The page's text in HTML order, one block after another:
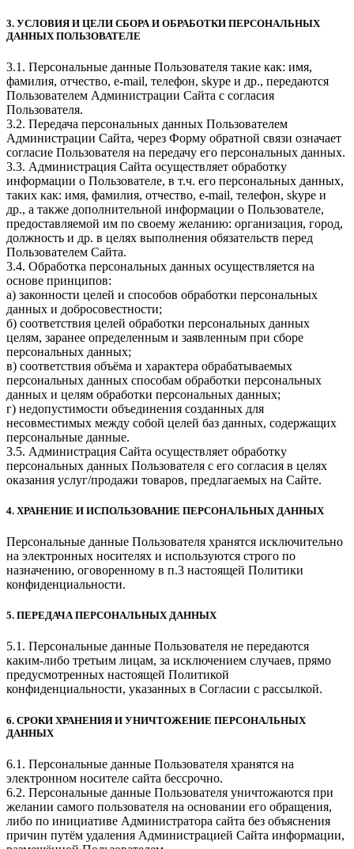
3. УСЛОВИЯ И ЦЕЛИ СБОРА И ОБРАБОТКИ ПЕРСОНАЛЬНЫХ
ДАННЫХ ПОЛЬЗОВАТЕЛЕ
3.1. Персональные данные Пользователя такие как: имя,
фамилия, отчество, e-mail, телефон, skype и др., передаются
Пользователем Администрации Сайта с согласия
Пользователя.
3.2. Передача персональных данных Пользователем
Администрации Сайта, через Форму обратной связи означает
согласие Пользователя на передачу его персональных данных.
3.3. Администрация Сайта осуществляет обработку
информации о Пользователе, в т.ч. его персональных данных,
таких как: имя, фамилия, отчество, e-mail, телефон, skype и
др., а также дополнительной информации о Пользователе,
предоставляемой им по своему желанию: организация, город,
должность и др. в целях выполнения обязательств перед
Пользователем Сайта.
3.4. Обработка персональных данных осуществляется на
основе принципов:
а) законности целей и способов обработки персональных
данных и добросовестности;
б) соответствия целей обработки персональных данных
целям, заранее определенным и заявленным при сборе
персональных данных;
в) соответствия объёма и характера обрабатываемых
персональных данных способам обработки персональных
данных и целям обработки персональных данных;
г) недопустимости объединения созданных для
несовместимых между собой целей баз данных, содержащих
персональные данные.
3.5. Администрация Сайта осуществляет обработку
персональных данных Пользователя с его согласия в целях
оказания услуг/продажи товаров, предлагаемых на Сайте.
4. ХРАНЕНИЕ И ИСПОЛЬЗОВАНИЕ ПЕРСОНАЛЬНЫХ ДАННЫХ
Персональные данные Пользователя хранятся исключительно
на электронных носителях и используются строго по
назначению, оговоренному в п.3 настоящей Политики
конфиденциальности.
5. ПЕРЕДАЧА ПЕРСОНАЛЬНЫХ ДАННЫХ
5.1. Персональные данные Пользователя не передаются
каким-либо третьим лицам, за исключением случаев, прямо
предусмотренных настоящей Политикой
конфиденциальности, указанных в Согласии с рассылкой.
6. СРОКИ ХРАНЕНИЯ И УНИЧТОЖЕНИЕ ПЕРСОНАЛЬНЫХ
ДАННЫХ
6.1. Персональные данные Пользователя хранятся на
электронном носителе сайта бессрочно.
6.2. Персональные данные Пользователя уничтожаются при
желании самого пользователя на основании его обращения,
либо по инициативе Администратора сайта без объяснения
причин путём удаления Администрацией Сайта информации,